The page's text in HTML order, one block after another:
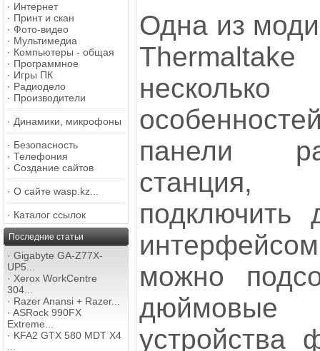
· Интернет
· Принт и скан
· Фото-видео
· Мультимедиа
· Компьютеры - общая
· Программное
· Игры ПК
· Радиодело
· Производители
· Динамики, микрофоны
· Безопасность
· Телефония
· Создание сайтов
· О сайте wasp.kz...
· Каталог ссылок
Последние статьи
· Gigabyte GA-Z77X-
UP5...
· Xerox WorkCentre
304...
· Razer Anansi + Razer...
· ASRock 990FX
Extreme...
· KFA2 GTX 580 MDT X4
Одна из
панели
станция,
подключить
можно
устройства